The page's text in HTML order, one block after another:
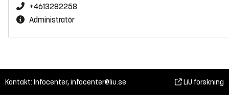
+4613282258
Administratör
Kontakt: Infocenter,infocenter@liu.se LiU forskning